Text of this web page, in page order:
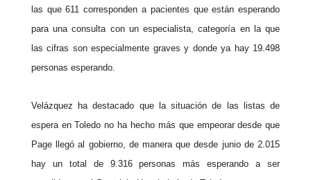
las que 611 corresponden a pacientes que están esperando
para una consulta con un especialista, categoría en la que
las cifras son especialmente graves y donde ya hay 19.498
personas esperando.
Velázquez ha destacado que la situación de las listas de
espera en Toledo no ha hecho más que empeorar desde que
Page llegó al gobierno, de manera que desde junio de 2.015
hay un total de 9.316 personas más esperando a ser